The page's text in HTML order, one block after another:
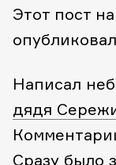
Этот пост
Написал
дядя
Сразу было